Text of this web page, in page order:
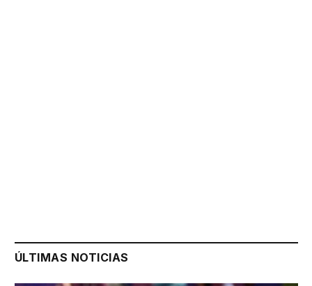
ÚLTIMAS NOTICIAS